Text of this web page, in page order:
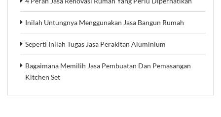
Inilah Untungnya Menggunakan Jasa Bangun Rumah
Seperti Inilah Tugas Jasa Perakitan Aluminium
Bagaimana Memilih Jasa Pembuatan Dan Pemasangan
Kitchen Set